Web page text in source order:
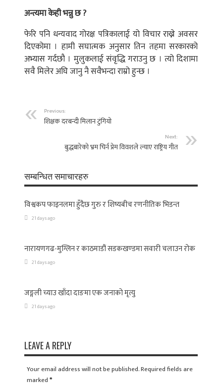
अन्त्यमा केही भन्नु छ ?
फेरि पनि धन्यवाद गोरक्ष पत्रिकालाई यो विचार राख्ने अवसर
दिएकोमा । हामी सघात्मक अनुसार तिन तहमा सरकारको
अभ्यास गर्दछौ । मुलुकलाई संवृद्धि गराउनु छ । त्यो दिशामा
सवै मिलेर अघि जानु नै सवैभन्दा राम्रो हुन्छ ।
Previous:
शिक्षक दरबन्दी मिलान टुंगियो
Next:
बुद्धबारेको भ्रम चिर्न प्रेम विवशले ल्याए राष्ट्रिय गीत
सम्बन्धित समाचारहरु
विश्वकप फाइनलमा हुँदैछ गुरु र शिष्यबीच रणनीतिक भिडन्त
21 days ago
नारायणगढ-मुग्लिन र काठमाडौं सडकखण्डमा सवारी चलाउन रोक
21 days ago
जङ्गली च्याउ खाँदा दाङमा एक जनाको मृत्यु
21 days ago
LEAVE A REPLY
Your email address will not be published. Required fields are
marked*